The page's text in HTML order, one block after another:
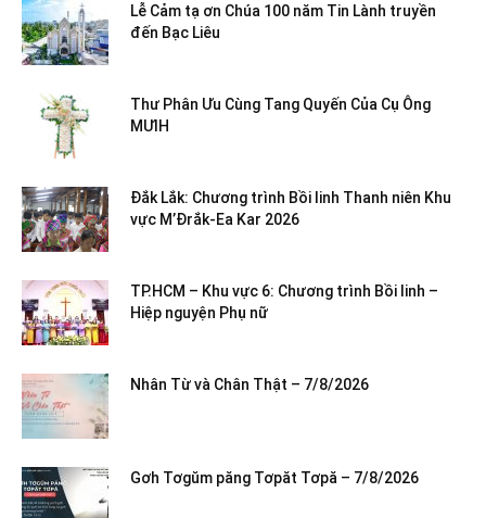
Lễ Cảm tạ ơn Chúa 100 năm Tin Lành truyền
đến Bạc Liêu
Thư Phân Ưu Cùng Tang Quyến Của Cụ Ông
MƯIH
Đắk Lắk: Chương trình Bồi linh Thanh niên Khu
vực M’Đrắk-Ea Kar 2026
TP.HCM – Khu vực 6: Chương trình Bồi linh –
Hiệp nguyện Phụ nữ
Nhân Từ và Chân Thật – 7/8/2026
Gơh Tơgŭm păng Tơpăt Tơpă – 7/8/2026